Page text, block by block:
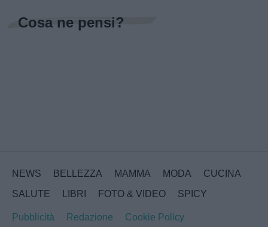
Cosa ne pensi?
NEWS BELLEZZA MAMMA MODA
CUCINA
SALUTE
LIBRI FOTO & VIDEO SPICY
Pubblicità Redazione Cookie Policy